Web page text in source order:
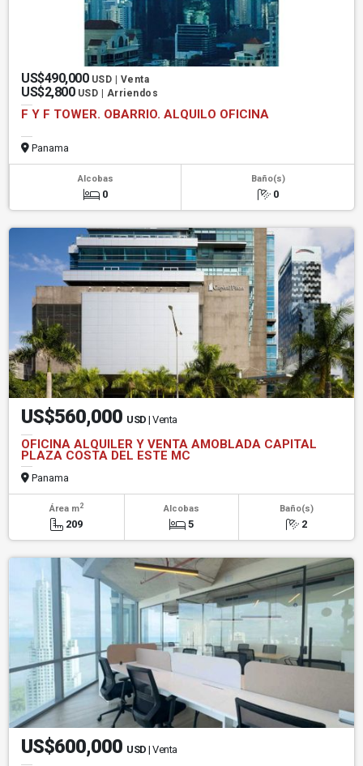
US$490,000 USD | Venta
US$2,800 USD | Arriendos
F Y F TOWER. OBARRIO. ALQUILO OFICINA
Panama
Alcobas
0
Baño(s)
0
US$560,000 USD | Venta
OFICINA ALQUILER Y VENTA AMOBLADA CAPITAL
PLAZA COSTA DEL ESTE MC
Panama
Área m2
209
Alcobas
5
Baño(s)
2
US$600,000 USD | Venta